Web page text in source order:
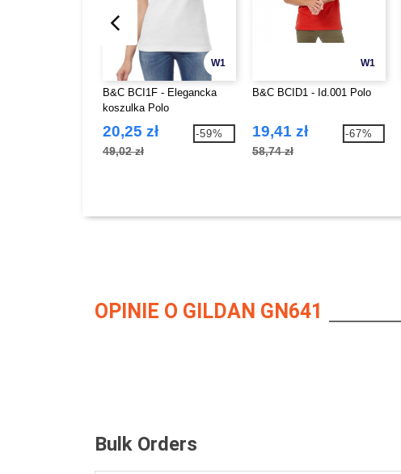
W1
B&C BCI1F - Elegancka
koszulka Polo
20,25 zł
49,02 zł
-59%
W1
B&C BCID1 - Id.001 Polo
19,41 zł
58,74 zł
-67%
OPINIE O GILDAN GN641
Bulk Orders